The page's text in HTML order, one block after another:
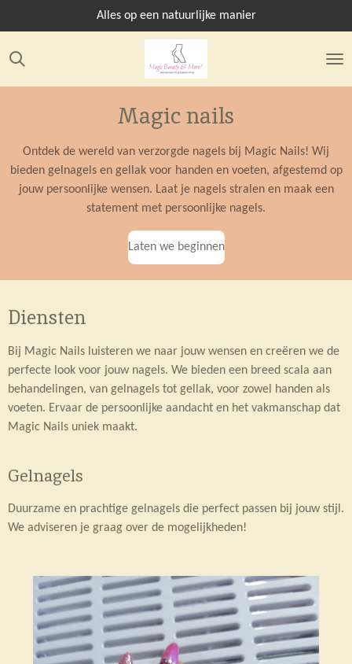
direct
naar
Alles op een natuurlijke manier
Magic nails
Ontdek de wereld van verzorgde nagels bij Magic Nails! Wij
bieden gelnagels en gellak voor handen en voeten, afgestemd op
jouw persoonlijke wensen. Laat je nagels stralen en maak een
statement met persoonlijke nagels.
Laten we beginnen
Diensten
Bij Magic Nails luisteren we naar jouw wensen en creëren we de
perfecte look voor jouw nagels. We bieden een breed scala aan
behandelingen, van gelnagels tot gellak, voor zowel handen als
voeten. Ervaar de persoonlijke aandacht en het vakmanschap dat
Magic Nails uniek maakt.
Gelnagels
Duurzame en prachtige gelnagels die perfect passen bij jouw stijl.
We adviseren je graag over de mogelijkheden!